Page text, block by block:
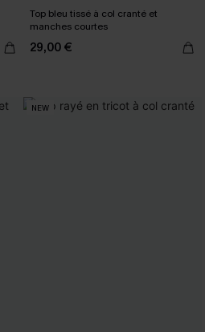
Top bleu tissé à col cranté et
manches courtes
29,00 €
NEW